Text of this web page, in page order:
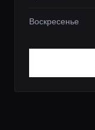
Воскресенье